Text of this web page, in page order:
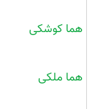
هما کوشکی
هما ملکی